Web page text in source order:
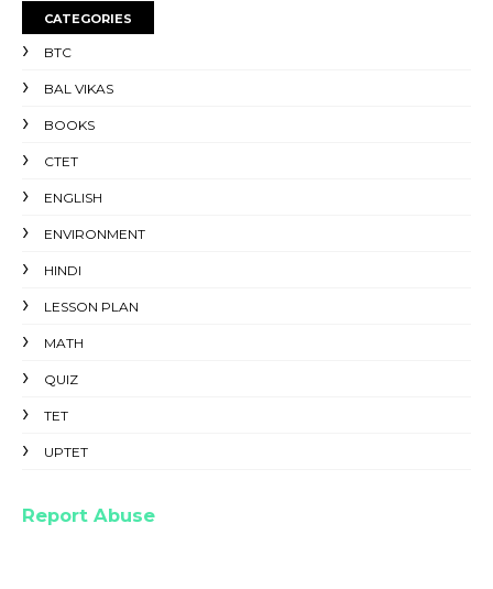
CATEGORIES
BTC
BAL VIKAS
BOOKS
CTET
ENGLISH
ENVIRONMENT
HINDI
LESSON PLAN
MATH
QUIZ
TET
UPTET
Report Abuse